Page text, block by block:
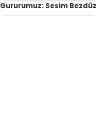
Gururumuz: Sesim Bezdüz